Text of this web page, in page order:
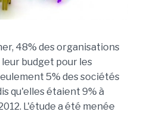
48% des organisations
budget pour les
5% des sociétés
qu'elles étaient 9% à
L'étude a été menée